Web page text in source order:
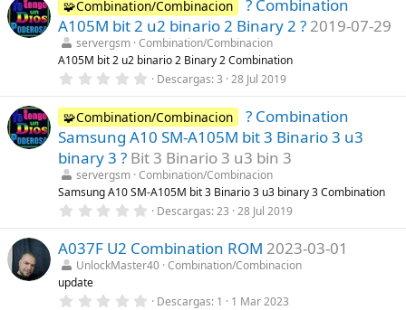
)0
e
s
t
r
e
l
a
(
s
)
🧩Combination/Combinacion
? Combination
A105M bit 2 u2 binario 2 Binary 2 ? 2019-07-29
servergsm Combination/Combinacion
A105M bit 2 u2 binario 2 Binary 2 Combination
0
0
0
e
s
t
r
e
l
a
(
s
)
Descargas 3 28 Jul 2019
🧩Combination/Combinacion
? Combination
Samsung A10 SM-A105M bit 3 Binario 3 u3
binary 3 ? Bit 3 Binario 3 u3 bin 3
servergsm Combination/Combinacion
Samsung A10 SM-A105M bit 3 Binario 3 u3 binary 3 Combination
0
0
0
e
s
r
Descargas 23 28 Jul 2019
A037F U2 Combination ROM 2023-03-01
UnlockMaster40 Combination/Combinacion
update
0 Descargas 1 1 Mar 2023